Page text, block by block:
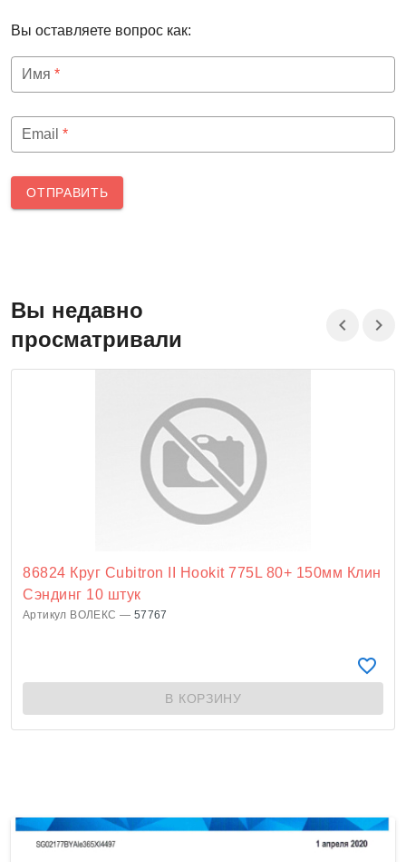
Вы оставляете вопрос как:
Имя *
Email *
ОТПРАВИТЬ
Вы недавно
просматривали
86824 Круг Cubitron II Hookit 775L 80+ 150мм Клин
Сэндинг 10 штук
Артикул ВОЛЕКС — 57767
В КОРЗИНУ